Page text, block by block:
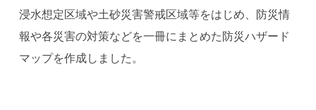
浸水想定区域や土砂災害警戒区域等をはじめ、防災情
報や各災害の対策などを一冊にまとめた防災ハザード
マップを作成しました。